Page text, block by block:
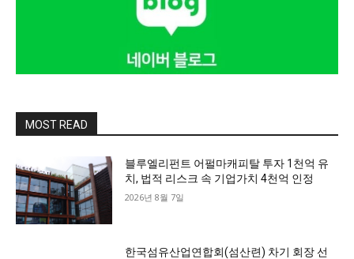
MOST READ
블루엘리펀트 어펄마캐피탈 투자 1천억 유
치, 법적 리스크 속 기업가치 4천억 인정
2026년 8월 7일
한국섬유산업연합회(섬산련) 차기 회장 선